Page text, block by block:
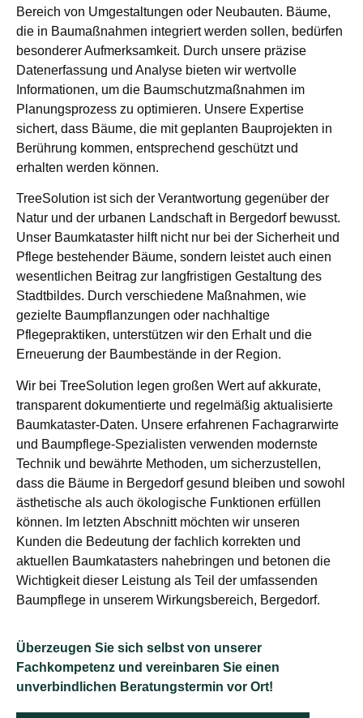
Bereich von Umgestaltungen oder Neubauten. Bäume,
die in Baumaßnahmen integriert werden sollen, bedürfen
besonderer Aufmerksamkeit. Durch unsere präzise
Datenerfassung und Analyse bieten wir wertvolle
Informationen, um die Baumschutzmaßnahmen im
Planungsprozess zu optimieren. Unsere Expertise
sichert, dass Bäume, die mit geplanten Bauprojekten in
Berührung kommen, entsprechend geschützt und
erhalten werden können.
TreeSolution ist sich der Verantwortung gegenüber der
Natur und der urbanen Landschaft in Bergedorf bewusst.
Unser Baumkataster hilft nicht nur bei der Sicherheit und
Pflege bestehender Bäume, sondern leistet auch einen
wesentlichen Beitrag zur langfristigen Gestaltung des
Stadtbildes. Durch verschiedene Maßnahmen, wie
gezielte Baumpflanzungen oder nachhaltige
Pflegepraktiken, unterstützen wir den Erhalt und die
Erneuerung der Baumbestände in der Region.
Wir bei TreeSolution legen großen Wert auf akkurate,
transparent dokumentierte und regelmäßig aktualisierte
Baumkataster-Daten. Unsere erfahrenen Fachagrarwirte
und Baumpflege-Spezialisten verwenden modernste
Technik und bewährte Methoden, um sicherzustellen,
dass die Bäume in Bergedorf gesund bleiben und sowohl
ästhetische als auch ökologische Funktionen erfüllen
können. Im letzten Abschnitt möchten wir unseren
Kunden die Bedeutung der fachlich korrekten und
aktuellen Baumkatasters nahebringen und betonen die
Wichtigkeit dieser Leistung als Teil der umfassenden
Baumpflege in unserem Wirkungsbereich, Bergedorf.
Überzeugen Sie sich selbst von unserer
Fachkompetenz und vereinbaren Sie einen
unverbindlichen Beratungstermin vor Ort!